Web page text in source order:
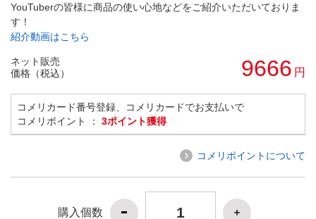
YouTuberの皆様に商品の使い心地などをご紹介いただいておりま
す！
紹介動画はこちら
ネット販売
価格（税込）
9666 円
コメリカード番号登録、コメリカードでお支払いで
コメリポイント ： 3ポイント獲得
コメリポイントについて
購入個数